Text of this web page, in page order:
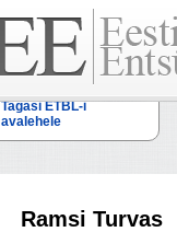
Tagasi ETBL-i
avalehele
Ramsi Turvas